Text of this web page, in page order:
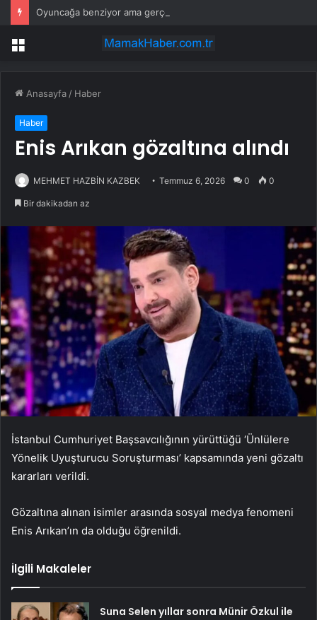
Menü
Anasayfa / Haber
Haber
Enis Arıkan gözaltına alındı
MEHMET HAZBİN KAZBEK Temmuz 6, 2026 0 0
Bir dakikadan az
İstanbul Cumhuriyet Başsavcılığının yürüttüğü ‘Ünlülere
Yönelik Uyuşturucu Soruşturması’ kapsamında yeni gözaltı
kararları verildi.
Gözaltına alınan isimler arasında sosyal medya fenomeni
Enis Arıkan’ın da olduğu öğrenildi.
İlgili Makaleler
Suna Selen yıllar sonra Münir Özkul ile